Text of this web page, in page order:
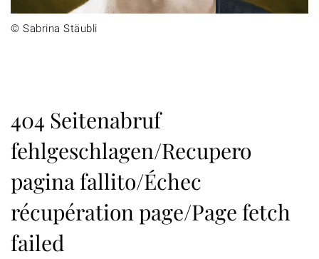
© Sabrina Stäubli
404 Seitenabruf
fehlgeschlagen/Recupero
pagina fallito/Échec
récupération page/Page fetch
failed